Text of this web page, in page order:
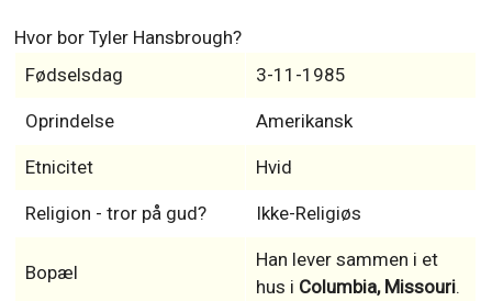
Hvor bor Tyler Hansbrough?
Fødselsdag
3-11-1985
Oprindelse Amerikansk
Etnicitet Hvid
Religion - tror på gud? Ikke-Religiøs
Bopæl
Han lever sammen i et
hus i Columbia, Missouri.